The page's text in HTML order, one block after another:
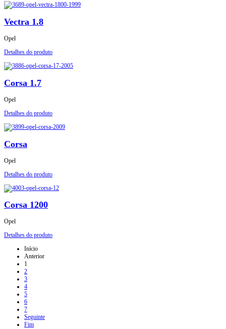
Vectra 1.8
Opel
Detalhes do produto
Corsa 1.7
Opel
Detalhes do produto
Corsa
Opel
Detalhes do produto
Corsa 1200
Opel
Detalhes do produto
Início
Anterior
1
2
3
4
5
6
7
Seguinte
Fim